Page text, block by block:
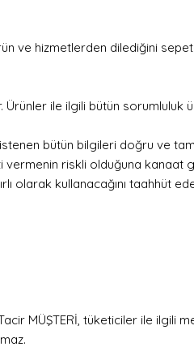
ve hizmetlerden dilediğini
ile ilgili bütün sorumluluk
bütün bilgileri doğru ve
riskli olduğuna kanaat
olarak kullanacağını taahhüt
MÜŞTERİ, tüketiciler ile ilgili